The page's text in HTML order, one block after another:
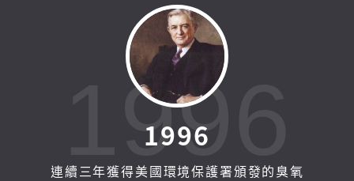
1996
1996
連續三年獲得美國環境保護署頒發的臭氧